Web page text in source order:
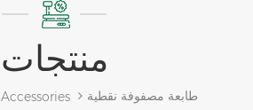
منتجات
Accessories طابعة مصفوفة نقطية